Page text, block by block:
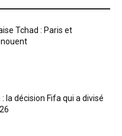
Tchad : Paris et
: la décision Fifa qui a divisé